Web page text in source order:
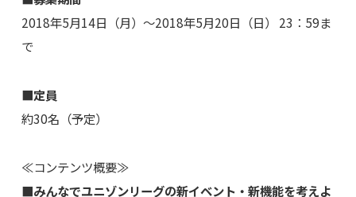
2018年5月14日（月）～2018年5月20日（日） 23：59ま
で
■定員
約30名（予定）
≪コンテンツ概要≫
■みんなでユニゾンリーグの新イベント・新機能を考えよ